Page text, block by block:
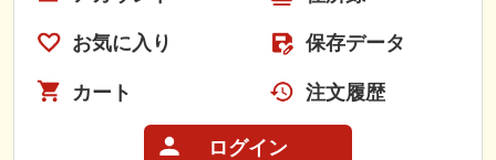
お気に入り 保存データ
カート 注文履歴
ログイン